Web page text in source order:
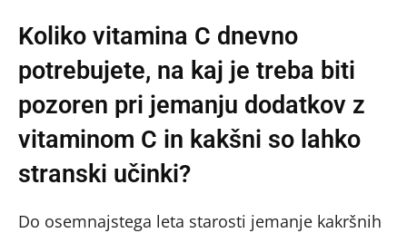
Koliko vitamina C dnevno
potrebujete, na kaj je treba biti
pozoren pri jemanju dodatkov z
vitaminom C in kakšni so lahko
stranski učinki?
Do osemnajstega leta starosti jemanje kakršnih